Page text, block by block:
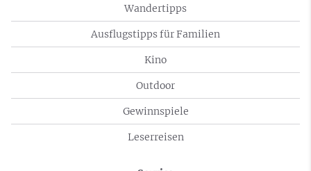
Wandertipps
Ausflugstipps für Familien
Kino
Outdoor
Gewinnspiele
Leserreisen